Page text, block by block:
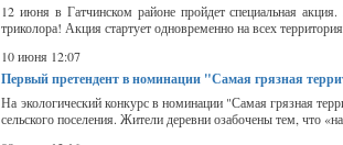
12 июня в Гатчинском районе пройдет специальная
триколора! Акция стартует одновременно на всех
10 июня 12:07
Первый претендент в номинации "Самая грязная
На экологический конкурс в номинации "Самая грязная
сельского поселения. Жители деревни озабочены тем, что